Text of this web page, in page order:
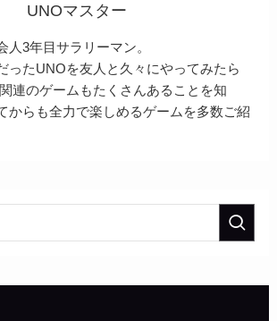
UNOマスター
人3年目サラリーマン。
ったUNOを友人と久々にやってみたら
連のゲームもたくさんあることを知
からも全力で楽しめるゲームを多数ご紹